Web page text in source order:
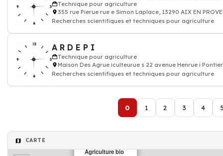
Technique pour agriculture
355 rue Pierue rue e Simon Laplace, 13290 AIX EN
Recherches scientifiques et techniques pour agriculture
A R D E P I
Technique pour agriculture
Maison Des Agrue iculteurue s 22 avenue Henrue i
Recherches scientifiques et techniques pour agriculture
0 1 2 3 4
CARTE
Agriculture bio